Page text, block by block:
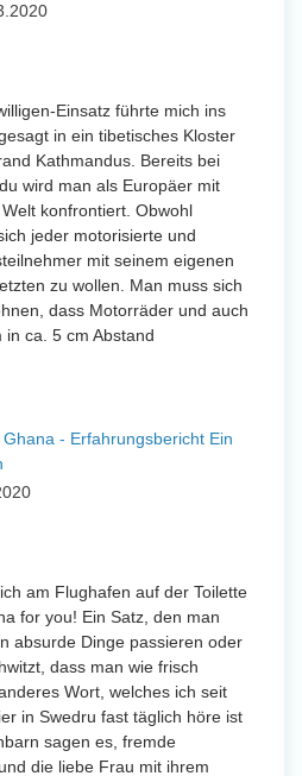
Einsatz führte mich ins
in ein tibetisches Kloster
Kathmandus. Bereits bei
wird man als Europäer mit
konfrontiert. Obwohl
jeder motorisierte und
mit seinem eigenen
zu wollen. Man muss sich
dass Motorräder und auch
ca. 5 cm Abstand
- Erfahrungsbericht Ein
am Flughafen auf der Toilette
for you! Ein Satz, den man
absurde Dinge passieren oder
dass man wie frisch
Wort, welches ich seit
in Swedru fast täglich höre ist
sagen es, fremde
die liebe Frau mit ihrem